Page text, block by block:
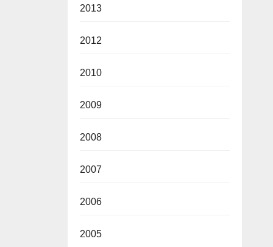
2013
2012
2010
2009
2008
2007
2006
2005